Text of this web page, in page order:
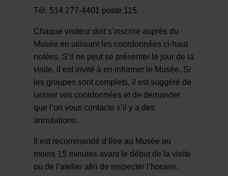
Tél. 514 277-4401 poste 115.
Chaque visiteur doit s’inscrire auprès du
Musée en utilisant les coordonnées ci-haut
notées. S’il ne peut se présenter le jour de la
visite, il est invité à en informer le Musée. Si
les groupes sont complets, il est suggéré de
laisser vos coordonnées et de demander
que l’on vous contacte s’il y a des
annulations.
Il est recommandé d’être au Musée au
moins 15 minutes avant le début de la visite
ou de l’atelier afin de respecter l’horaire.